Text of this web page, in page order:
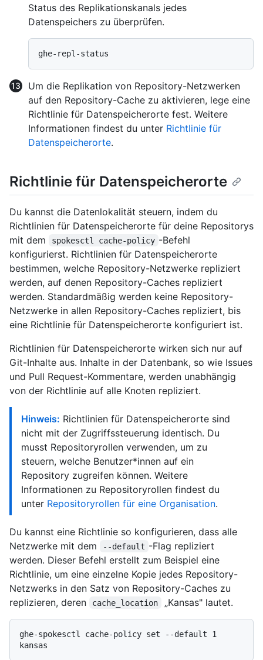
Status des Replikationskanals jedes
Datenspeichers zu überprüfen.
Um die Replikation von Repository-Netzwerken
auf den Repository-Cache zu aktivieren, lege eine
Richtlinie für Datenspeicherorte fest. Weitere
Informationen findest du unter Richtlinie für
Datenspeicherorte.
Richtlinie für Datenspeicherorte
Du kannst die Datenlokalität steuern, indem du
Richtlinien für Datenspeicherorte für deine Repositorys
mit dem
spokesctl cache-policy -Befehl
konfigurierst. Richtlinien für Datenspeicherorte
bestimmen, welche Repository-Netzwerke repliziert
werden, auf denen Repository-Caches repliziert
werden. Standardmäßig werden keine Repository-
Netzwerke in allen Repository-Caches repliziert, bis
eine Richtlinie für Datenspeicherorte konfiguriert ist.
Richtlinien für Datenspeicherorte wirken sich nur auf
Git-Inhalte aus. Inhalte in der Datenbank, so wie Issues
und Pull Request-Kommentare, werden unabhängig
von der Richtlinie auf alle Knoten repliziert.
Hinweis: Richtlinien für Datenspeicherorte sind
nicht mit der Zugriffssteuerung identisch. Du
musst Repositoryrollen verwenden, um zu
steuern, welche Benutzer*innen auf ein
Repository zugreifen können. Weitere
Informationen zu Repositoryrollen findest du
unter Repositoryrollen für eine Organisation.
Du kannst eine Richtlinie so konfigurieren, dass alle
Netzwerke mit dem
--default -Flag repliziert
werden. Dieser Befehl erstellt zum Beispiel eine
Richtlinie, um eine einzelne Kopie jedes Repository-
Netzwerks in den Satz von Repository-Caches zu
replizieren, deren
cache_location „Kansas" lautet.
ghe-spokesctl cache-policy set --default 1